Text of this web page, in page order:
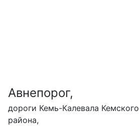
Авнепорог,
дороги Кемь-Калевала Кемского
района,